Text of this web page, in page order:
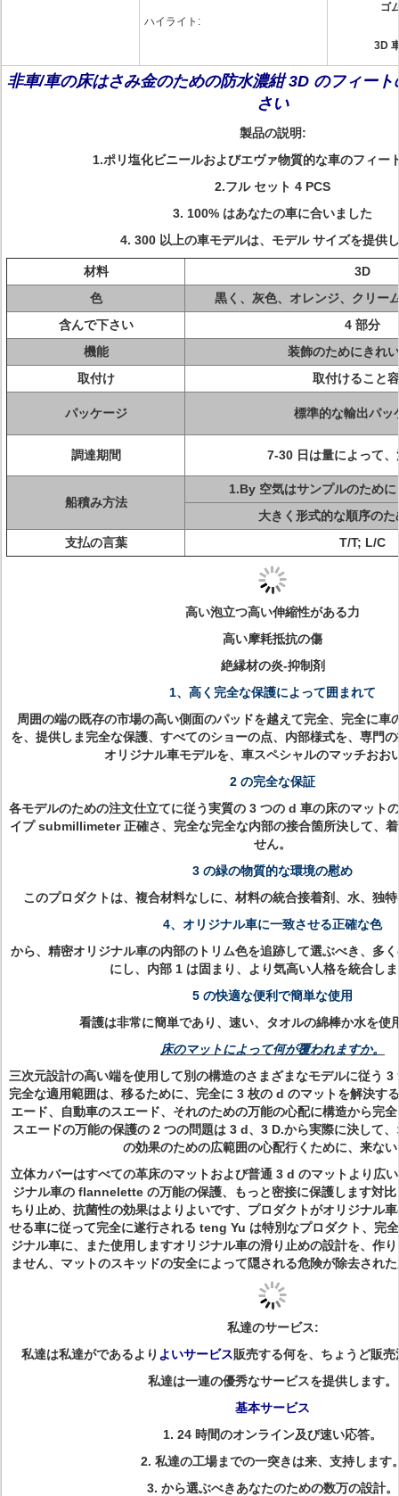
ハイライト:
ゴ
3D
非車/車の床はさみ金のための防水濃紺 3D のフィー
さい
製品の説明:
1.ポリ塩化ビニールおよびエヴァ物質的な車のフィー
2.フル セット 4 PCS
3. 100% はあなたの車に合いました
4. 300 以上の車モデルは、モデル サイズを提供
材料
3D
色
黒く、灰色、オレンジ、クリー
含んで下さい
4 部分
機能
装飾のためにきれ
取付け
取付けること
パッケージ 標準的な輸出パッ
調達期間 7-30 日は量によって
船積み方法
1.By 空気はサンプルのため
大きく形式的な順序の
支払の言葉
T/T; L/C
高い泡立つ高い伸縮性がある力
高い摩耗抵抗の傷
絶縁材の炎-抑制剤
1、高く完全な保護によって囲まれて
周囲の端の既存の市場の高い側面のパッドを越えて完全、完全に車
を、提供しま完全な保護、すべてのショーの点、内部様式を、専門
オリジナル車モデルを、車スペシャルのマッチおお
2 の完全な保証
各モデルのための注文仕立てに従う実質の 3 つの d 車の床のマット
イプ submillimeter 正確さ、完全な完全な内部の接合箇所決して、
せん。
3 の緑の物質的な環境の慰め
このプロダクトは、複合材料なしに、材料の統合接着剤、水、独
4、オリジナル車に一致させる正確な色
から、精密オリジナル車の内部のトリム色を追跡して選ぶべき、多
にし、内部 1 は固まり、より気高い人格を統合し
5 の快適な便利で簡単な使用
看護は非常に簡単であり、速い、タオルの綿棒か水を使
床のマットによって何が覆われますか。
三次元設計の高い端を使用して別の構造のさまざまなモデルに従う
完全な適用範囲は、移るために、完全に 3 枚の d のマットを解決す
エード、自動車のスエード、それのための万能の心配に構造から完
スエードの万能の保護の 2 つの問題は 3 d、3 D.から実際に決して
の効果のための広範囲の心配行くために、来な
立体カバーはすべての革床のマットおよび普通 3 d のマットより広
ジナル車の flannelette の万能の保護、もっと密接に保護します対
ちり止め、抗菌性の効果はよりよいです、プロダクトがオリジナル
せる車に従って完全に遂行される teng Yu は特別なプロダクト、完
ジナル車に、また使用しますオリジナル車の滑り止めの設計を、作
ません、マットのスキッドの安全によって隠される危険が除去され
私達のサービス:
私達は私達がであるより よいサービス販売する何を、ちょうど販
私達は一連の優秀なサービスを提供します。
基本サービス
1. 24 時間のオンライン及び速い応答。
2. 私達の工場までの一突きは来、支持します
3. から選ぶべきあなたのための数万の設計。